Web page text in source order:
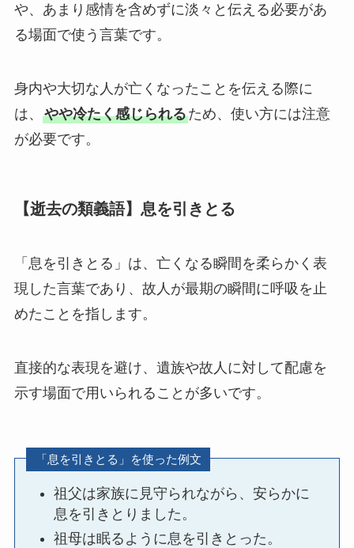
や、あまり感情を含めずに淡々と伝える必要があ
る場面で使う言葉です。
身内や大切な人が亡くなったことを伝える際に
は、 やや冷たく感じられるため、使い方には注意
が必要です。
【逝去の類義語】息を引きとる
「息を引きとる」は、亡くなる瞬間を柔らかく表
現した言葉であり、故人が最期の瞬間に呼吸を止
めたことを指します。
直接的な表現を避け、遺族や故人に対して配慮を
示す場面で用いられることが多いです。
「息を引きとる」を使った例文
祖父は家族に見守られながら、安らかに
息を引きとりました。
祖母は眠るように息を引きとった。